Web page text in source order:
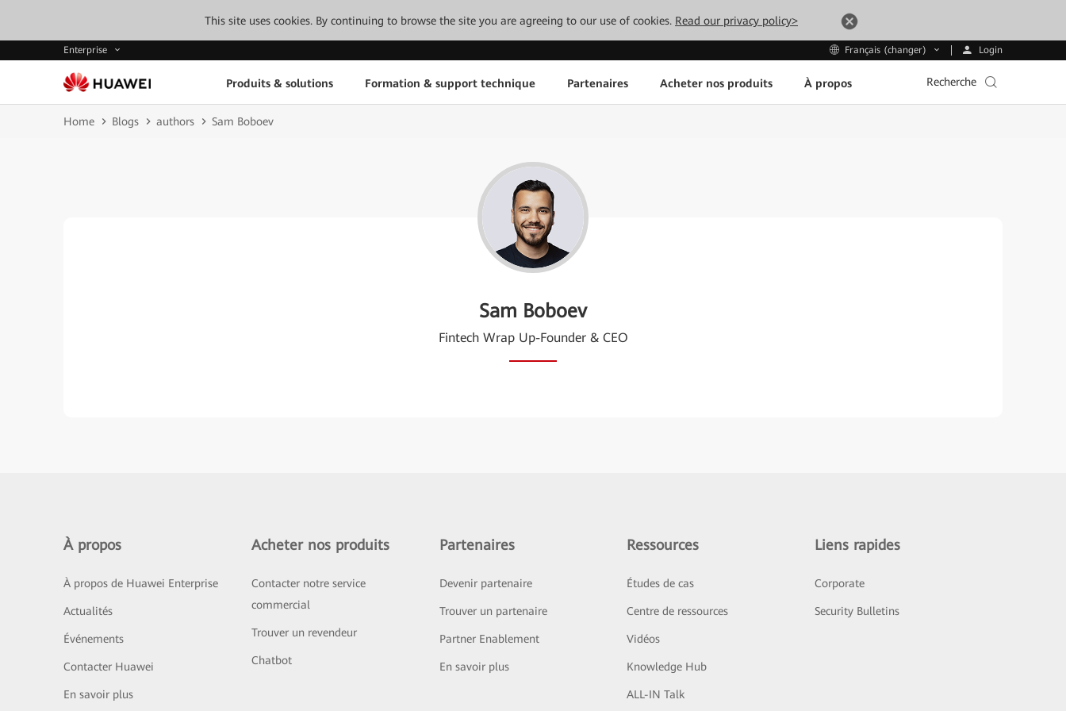
This site uses cookies. By continuing to browse the site you are agreeing to our use of cookies. Read our privacy policy>
Enterprise Français (changer) Login
Produits & solutions Formation & support technique Partenaires Acheter nos produits À propos Recherche
Home Blogs authors Sam Boboev
Sam Boboev
Fintech Wrap Up-Founder & CEO
À propos
À propos de Huawei Enterprise
Actualités
Événements
Contacter Huawei
En savoir plus
Acheter nos produits
Contacter notre service
commercial
Trouver un revendeur
Chatbot
Partenaires
Devenir partenaire
Trouver un partenaire
Partner Enablement
En savoir plus
Ressources
Études de cas
Centre de ressources
Vidéos
Knowledge Hub
ALL-IN Talk
Liens rapides
Corporate
Security Bulletins